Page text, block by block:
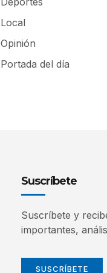
Local
Opinión
Portada del día
Suscríbete
Suscríbete y
importantes,
SUSCRÍBETE